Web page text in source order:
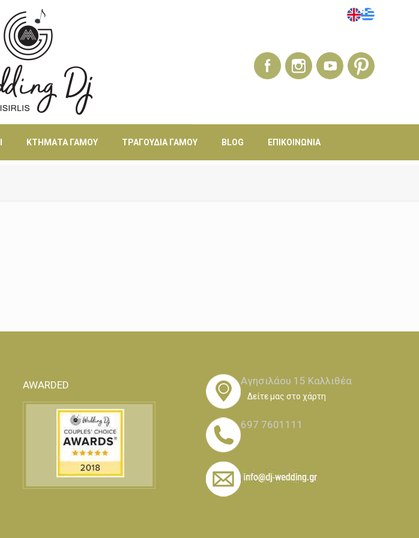
ΚΤΉΜΑΤΑ ΓΆΜΟΥ ΤΡΑΓΟΎΔΙΑ ΓΆΜΟΥ BLOG ΕΠΙΚΟΙΝΩΝΊΑ
AWARDED Αγησιλάου 15 Καλλιθέα
Δείτε μας στο χάρτη
697 7601111